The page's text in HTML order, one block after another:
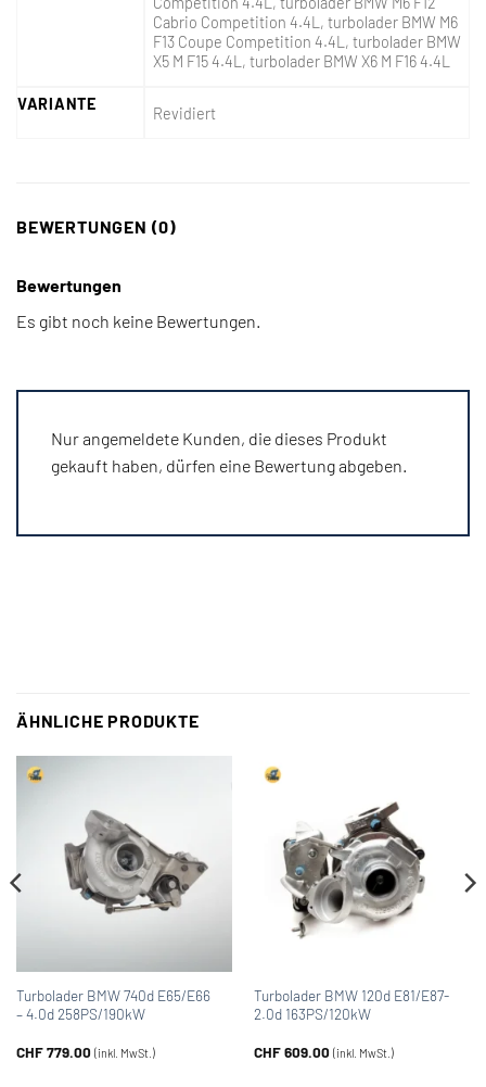
Cabrio Competition 4.4L, turbolader BMW M6
F13 Coupe Competition 4.4L, turbolader BMW
X5 M F15 4.4L, turbolader BMW X6 M F16 4.4L
VARIANTE Revidiert
BEWERTUNGEN (0)
Bewertungen
Es gibt noch keine Bewertungen.
Nur angemeldete Kunden, die dieses Produkt
gekauft haben, dürfen eine Bewertung abgeben.
ÄHNLICHE PRODUKTE
Turbolader BMW 740d E65/E66
– 4.0d 258PS/190kW
CHF779.00 (inkl. MwSt.)
Turbolader BMW 120d E81/E87-
2.0d 163PS/120kW
CHF609.00 (inkl. MwSt.)